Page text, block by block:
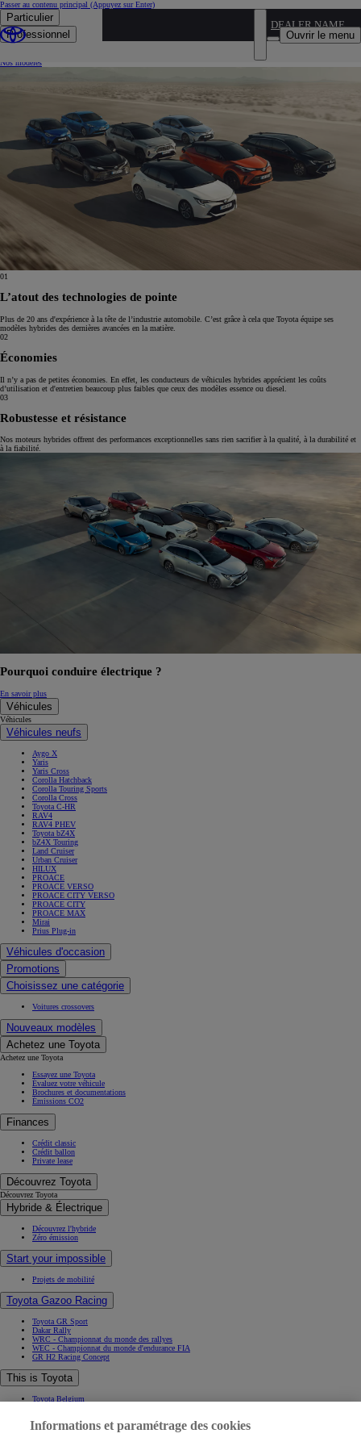
Passer au contenu principal (Appuyez sur Enter)
Particulier
Professionnel
DEALER NAME
Ouvrir le menu
Véhicules hybrides
Nos modèles
01
L’atout des technologies de pointe
Plus de 20 ans d'expérience à la tête de l’industrie automobile. C’est grâce à cela que Toyota équipe ses
modèles hybrides des dernières avancées en la matière.
02
Économies
Il n’y a pas de petites économies. En effet, les conducteurs de véhicules hybrides apprécient les coûts
d’utilisation et d'entretien beaucoup plus faibles que ceux des modèles essence ou diesel.
03
Robustesse et résistance
Nos moteurs hybrides offrent des performances exceptionnelles sans rien sacrifier à la qualité, à la durabilité et
à la fiabilité.
Pourquoi conduire électrique ?
En savoir plus
Véhicules
Véhicules
Véhicules neufs
Aygo X
Yaris
Yaris Cross
Corolla Hatchback
Corolla Touring Sports
Corolla Cross
Toyota C-HR
RAV4
RAV4 PHEV
Toyota bZ4X
bZ4X Touring
Land Cruiser
Urban Cruiser
HILUX
PROACE
PROACE VERSO
PROACE CITY VERSO
PROACE CITY
PROACE MAX
Mirai
Prius Plug-in
Véhicules d'occasion
Promotions
Choisissez une catégorie
Voitures crossovers
Nouveaux modèles
Achetez une Toyota
Achetez une Toyota
Essayez une Toyota
Évaluez votre véhicule
Brochures et documentations
Émissions CO2
Finances
Crédit classic
Crédit ballon
Private lease
Découvrez Toyota
Découvrez Toyota
Hybride & Électrique
Découvrez l'hybride
Zéro émission
Start your impossible
Projets de mobilité
Toyota Gazoo Racing
Toyota GR Sport
Dakar Rally
WRC - Championnat du monde des rallyes
WEC - Championnat du monde d'endurance FIA
GR H2 Racing Concept
This is Toyota
Toyota Belgium
Contact & Infos
Informations et paramétrage des cookies